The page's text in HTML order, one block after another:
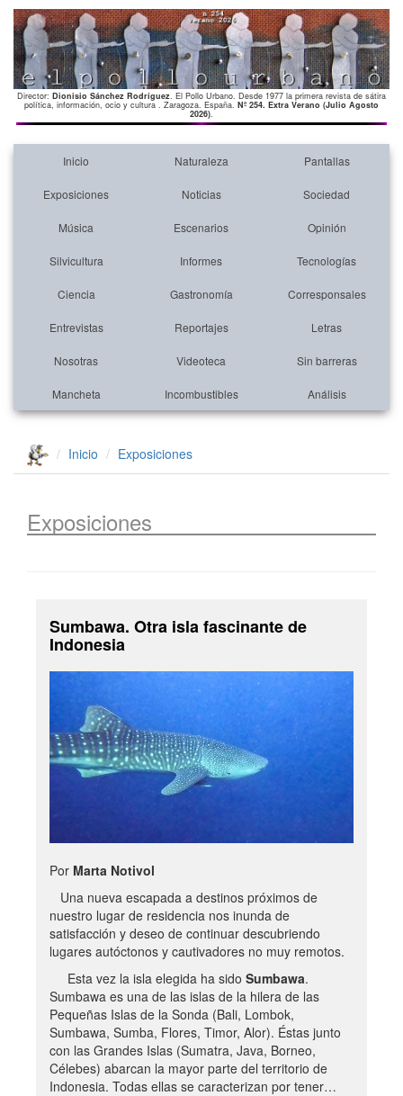
Director: Dionisio Sánchez Rodríguez. El Pollo Urbano. Desde 1977 la primera revista de sátira
política, información, ocio y cultura . Zaragoza. España. Nº 254. Extra Verano (Julio Agosto
2026).
Inicio Naturaleza Pantallas
Exposiciones Noticias Sociedad
Música Escenarios Opinión
Silvicultura Informes Tecnologías
Ciencia Gastronomía Corresponsales
Entrevistas Reportajes Letras
Nosotras Videoteca Sin barreras
Mancheta Incombustibles Análisis
Inicio Exposiciones
Exposiciones
Sumbawa. Otra isla fascinante de
Indonesia
Por Marta Notivol
Una nueva escapada a destinos próximos de
nuestro lugar de residencia nos inunda de
satisfacción y deseo de continuar descubriendo
lugares autóctonos y cautivadores no muy remotos.
Esta vez la isla elegida ha sido Sumbawa.
Sumbawa es una de las islas de la hilera de las
Pequeñas Islas de la Sonda (Bali, Lombok,
Sumbawa, Sumba, Flores, Timor, Alor). Éstas junto
con las Grandes Islas (Sumatra, Java, Borneo,
Célebes) abarcan la mayor parte del territorio de
Indonesia. Todas ellas se caracterizan por tener…